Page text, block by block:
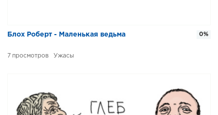
Блох Роберт - Маленькая ведьма
7 Ужасы
0%